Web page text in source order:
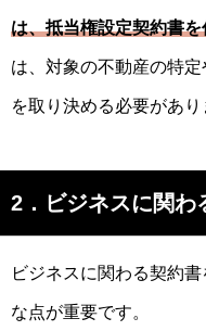
は、抵当権設定契約書
は、対象の不動産の特
を取り決める必要があり
2．ビジネスに関わ
ビジネスに関わる契約
な点が重要です。